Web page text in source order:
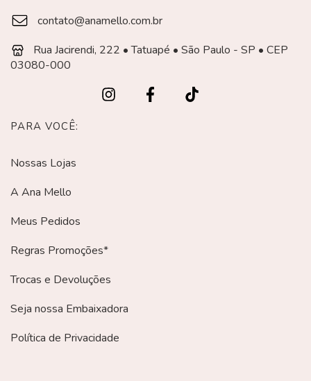
contato@anamello.com.br
Rua Jacirendi, 222 • Tatuapé • São Paulo - SP • CEP
03080-000
PARA VOCÊ:
Nossas Lojas
A Ana Mello
Meus Pedidos
Regras Promoções*
Trocas e Devoluções
Seja nossa Embaixadora
Política de Privacidade